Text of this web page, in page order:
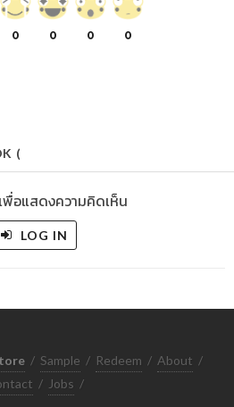
0 0 0 0
(
พื่อแสดงความคิดเห็น
LOG IN
/ Sample / Redeem / About /
/ Jobs /